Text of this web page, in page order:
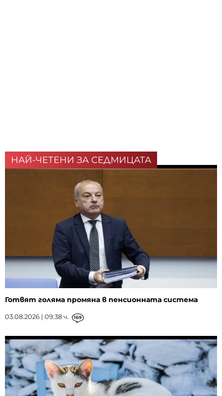
НАЙ-ЧЕТЕНИ ЗА СЕДМИЦАТА
Готвят голяма промяна в пенсионната система
03.08.2026 | 09:38 ч. 169